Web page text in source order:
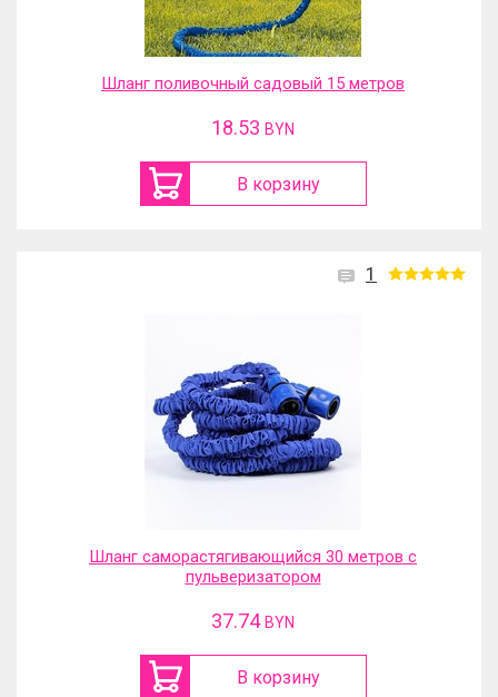
Шланг поливочный садовый 15 метров
18.53 BYN
В корзину
1
Шланг саморастягивающийся 30 метров с
пульверизатором
37.74 BYN
В корзину